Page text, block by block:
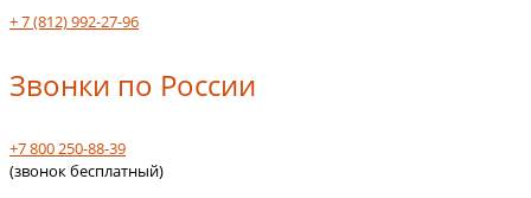
+ 7 (812) 992-27-96
Звонки по России
+7 800 250-88-39
(звонок бесплатный)